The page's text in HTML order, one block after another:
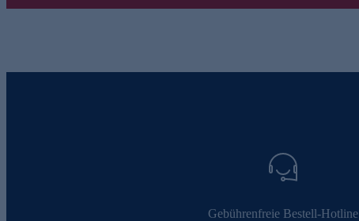
Gebührenfreie Bestell-Hotline